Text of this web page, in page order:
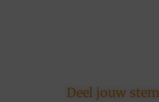
Deel jouw